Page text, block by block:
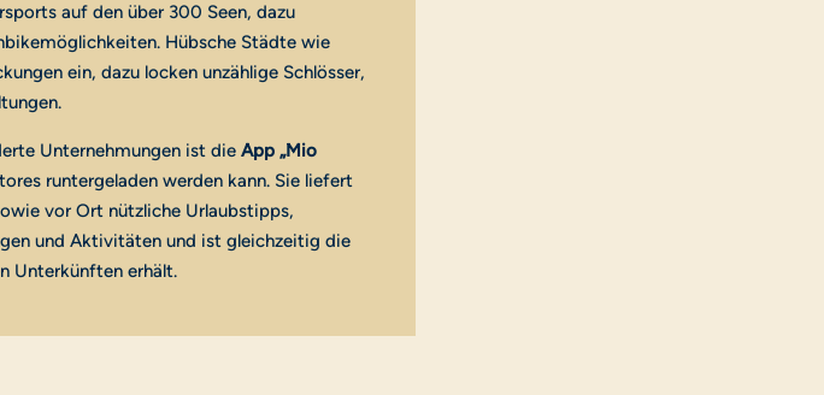
auf den über 300 Seen, dazu
Hübsche Städte wie
ein, dazu locken unzählige Schlösser,
Unternehmungen ist die App „Mio
runtergeladen werden kann. Sie liefert
vor Ort nützliche Urlaubstipps,
und Aktivitäten und ist gleichzeitig die
Unterkünften erhält.